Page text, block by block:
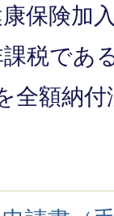
保険加
税であ
全額納